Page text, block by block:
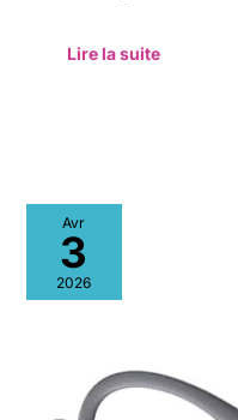
Lire la suite
Avr
3
2026
Test
:
casque
Shokz
openswim
liberté